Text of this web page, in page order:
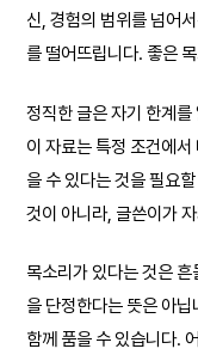
신, 경험의 범위를 넘어
를 떨어뜨립니다. 좋은
정직한 글은 자기 한계를
이 자료는 특정 조건에
을 수 있다는 것을 필요
것이 아니라, 글쓴이가
목소리가 있다는 것은
을 단정한다는 뜻은 아
함께 품을 수 있습니다.